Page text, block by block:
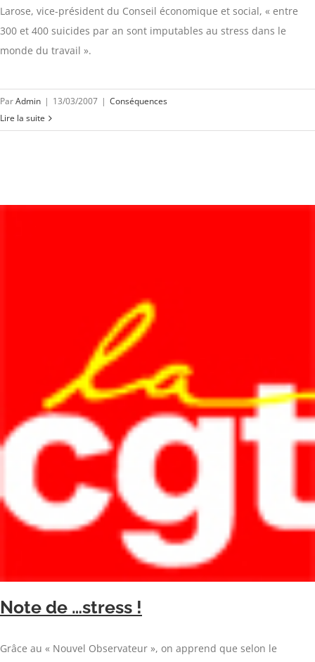
Larose, vice-président du Conseil économique et social, « entre
300 et 400 suicides par an sont imputables au stress dans le
monde du travail ».
ParAdmin | 13/03/2007 | Conséquences
Lire la suite
Note de …stress !
Grâce au « Nouvel Observateur », on apprend que selon le